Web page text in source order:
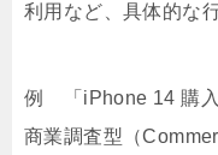
利用など、具体的な
例 「iPhone 14 購入
商業調査型（